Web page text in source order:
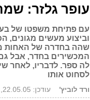
עופר גלזר:
עם פתיחת משפטו של
וביצוע מעשים מגונים,
שהה בחדרה של האחות
המכשירים בחדר, אבל
לה ספר. לדבריו, לאחר
לסחוט אותו
ורד לוביץ' עודכן: 22.05.05, 14:59